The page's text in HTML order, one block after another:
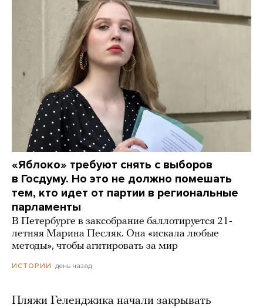
«Яблоко» требуют снять с выборов
в Госдуму. Но это не должно помешать
тем, кто идет от партии в региональные
парламенты
В Петербурге в заксобрание баллотируется 21-
летняя Марина Песляк. Она «искала любые
методы», чтобы агитировать за мир
ИСТОРИИ день назад
Пляжи Геленджика начали закрывать